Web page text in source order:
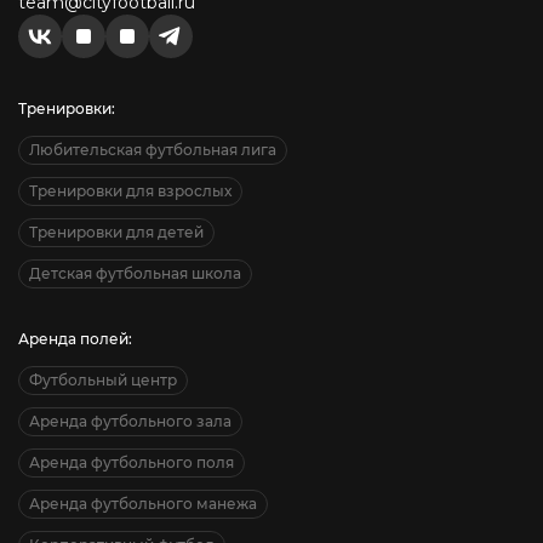
Тренировки:
Любительская футбольная лига
Тренировки для взрослых
Тренировки для детей
Детская футбольная школа
Аренда полей:
Футбольный центр
Аренда футбольного зала
Аренда футбольного поля
Аренда футбольного манежа